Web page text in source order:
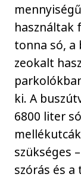
használtak
tonna só, a
zeokalt
ki. A
6800 liter
szükséges
szórás és